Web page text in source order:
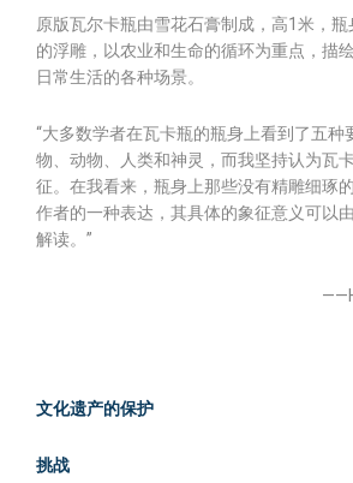
原版瓦尔卡瓶由雪花石膏制成，高1米，
的浮雕，以农业和生命的循环为重点，描
日常生活的各种场景。
“大多数学者在瓦卡瓶的瓶身上看到了五种
物、动物、人类和神灵，而我坚持认为瓦
征。在我看来，瓶身上那些没有精雕细琢
作者的一种表达，其具体的象征意义可以
解读。”
文化遗产的保护
挑战